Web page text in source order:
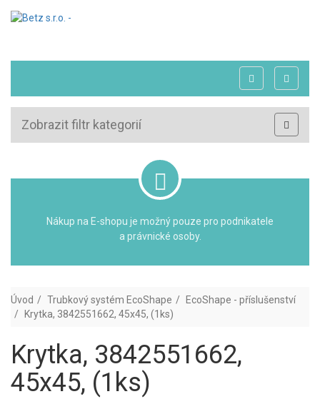
Zobrazit filtr kategorií
Nákup na E-shopu je možný pouze pro podnikatele
a právnické osoby.
Úvod Trubkový systém EcoShape
EcoShape - příslušenství
Krytka, 3842551662, 45x45, (1ks)
Krytka, 3842551662,
45x45, (1ks)